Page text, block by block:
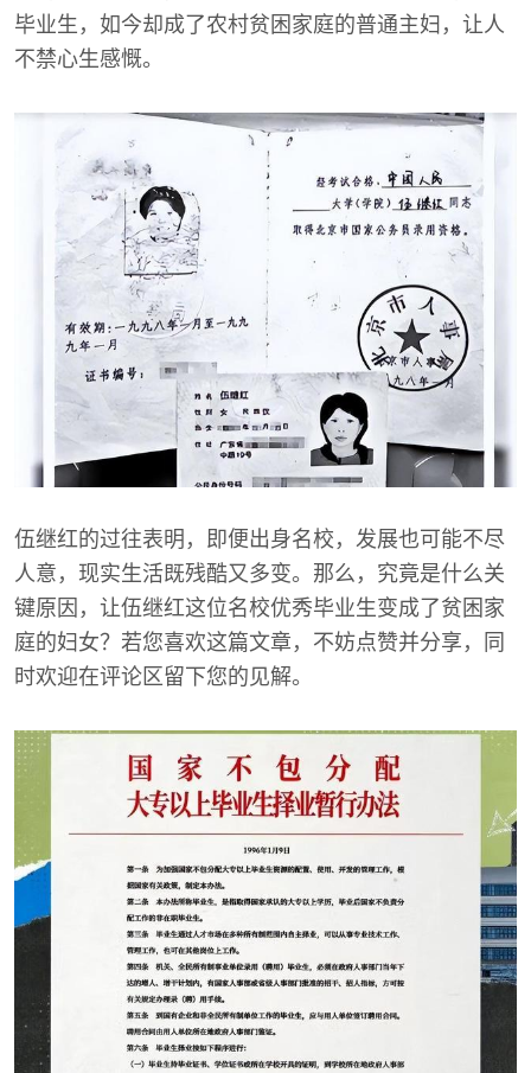
毕业生，如今却成了农村贫困家庭的普通主妇，让人
不禁心生感慨。
伍继红的过往表明，即便出身名校，发展也可能不尽
人意，现实生活既残酷又多变。那么，究竟是什么关
键原因，让伍继红这位名校优秀毕业生变成了贫困家
庭的妇女？若您喜欢这篇文章，不妨点赞并分享，同
时欢迎在评论区留下您的见解。